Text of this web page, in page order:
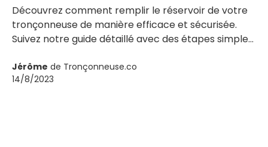
Découvrez comment remplir le réservoir de votre
tronçonneuse de manière efficace et sécurisée.
Suivez notre guide détaillé avec des étapes simples,
optimal. Apprenez à utiliser un bidon combiné et à
éviter les débordements.
Jérôme de Tronçonneuse.co
14/8/2023